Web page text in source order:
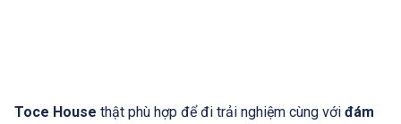
Toce House thật phù hợp để đi trải nghiệm cùng với đám